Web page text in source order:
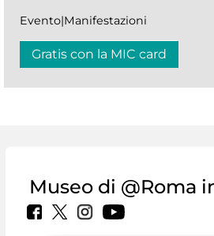
Evento|Manifestazioni
Gratis con la MIC card
Museo di @Roma